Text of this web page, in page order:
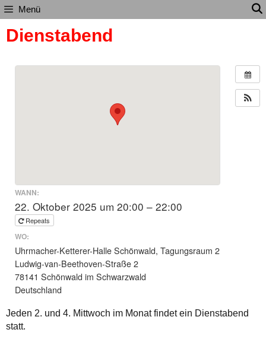
Zum
Inhalt
springen
Menü
Dienstabend
WANN:
22. Oktober 2025 um 20:00 – 22:00
Repeats
WO:
Uhrmacher-Ketterer-Halle Schönwald, Tagungsraum 2
Ludwig-van-Beethoven-Straße 2
78141 Schönwald im Schwarzwald
Deutschland
Jeden 2. und 4. Mittwoch im Monat findet ein Dienstabend
statt.